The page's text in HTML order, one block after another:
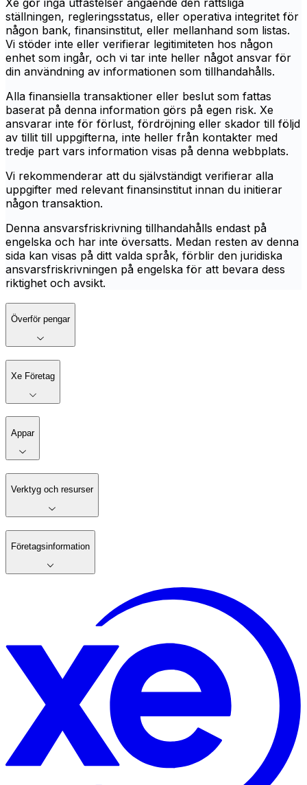
Xe gör inga utfästelser angående den rättsliga
ställningen, regleringsstatus, eller operativa integritet för
någon bank, finansinstitut, eller mellanhand som listas.
Vi stöder inte eller verifierar legitimiteten hos någon
enhet som ingår, och vi tar inte heller något ansvar för
din användning av informationen som tillhandahålls.
Alla finansiella transaktioner eller beslut som fattas
baserat på denna information görs på egen risk. Xe
ansvarar inte för förlust, fördröjning eller skador till följd
av tillit till uppgifterna, inte heller från kontakter med
tredje part vars information visas på denna webbplats.
Vi rekommenderar att du självständigt verifierar alla
uppgifter med relevant finansinstitut innan du initierar
någon transaktion.
Denna ansvarsfriskrivning tillhandahålls endast på
engelska och har inte översatts. Medan resten av denna
sida kan visas på ditt valda språk, förblir den juridiska
ansvarsfriskrivningen på engelska för att bevara dess
riktighet och avsikt.
Överför pengar
Xe Företag
Appar
Verktyg och resurser
Företagsinformation